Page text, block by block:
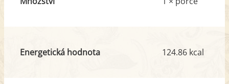
Energetická hodnota 124.86 kcal